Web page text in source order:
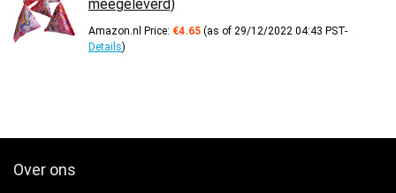
meegeleverd)
Amazon.nl Price: €4.65 (as of 29/12/2022 04:43 PST-
Details)
Over ons